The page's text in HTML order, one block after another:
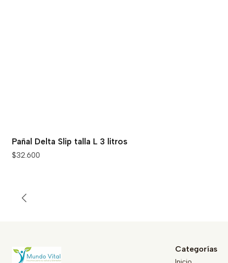
Pañal Delta Slip talla L 3 litros
$32.600
Categorías